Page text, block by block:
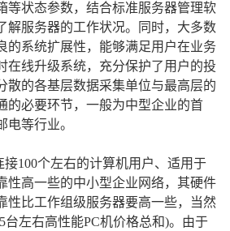
等状态参数，结合标准服务器管理软
解服务器的工作状况。同时，大多数
的系统扩展性，能够满足用户在业务
在线升级系统，充分保护了用户的投
散的各基层数据采集单位与最高层的
的必要环节，一般为中型企业的首
电等行业。
100个左右的计算机用户、适用于
性高一些的中小型企业网络，其硬件
性比工作组级服务器要高一些，当然
台左右高性能PC机价格总和)。由于